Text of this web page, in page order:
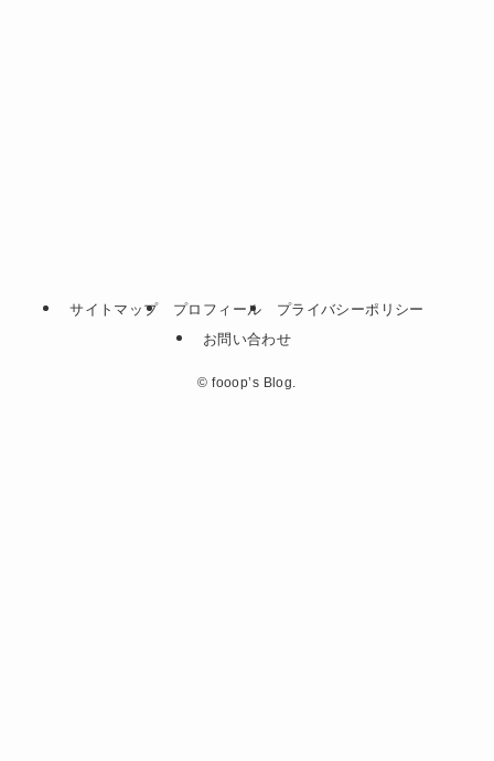
サイトマップ プロフィール
プライバシーポリシー
お問い合わせ
© fooop’s Blog.